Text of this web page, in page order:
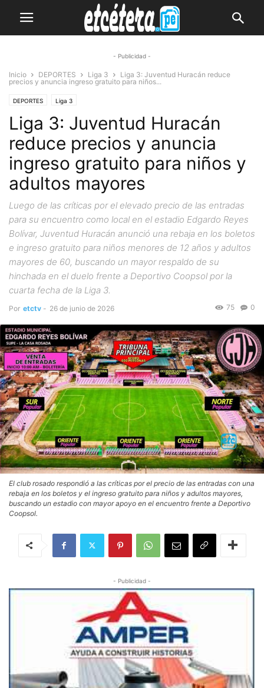
- Publicidad -
Inicio DEPORTES Liga 3
Liga 3: Juventud Huracán reduce
precios y anuncia ingreso gratuito para niños...
DEPORTES Liga 3
Liga 3: Juventud Huracán
reduce precios y anuncia
ingreso gratuito para niños y
adultos mayores
Luego de las críticas por el elevado precio de las entradas
para su encuentro como local en el estadio Edgardo Reyes
Bolívar, Juventud Huracán anunció una rebaja en los boletos
e ingreso gratuito para niños menores de 12 años y adultos
mayores de 60, buscando un mayor respaldo de su
hinchada en el duelo frente a Deportivo Coopsol por la
cuarta fecha de la Liga 3.
Por etctv - 26 de junio de 2026 0
75
El club rosado respondió a las críticas por el precio de las entradas con una
rebaja en los boletos y el ingreso gratuito para niños y adultos mayores,
buscando un estadio con mayor apoyo en el encuentro frente a Deportivo
Coopsol.
- Publicidad -